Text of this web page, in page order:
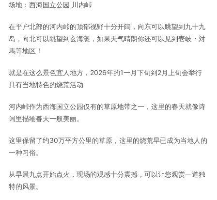
场地：西海国立公园 川内峠
在平户北部的河内峠的顶部视野十分开阔，向东可以眺望到九十九
岛，向北可以眺望到玄海灘，如果天气晴朗你还可以见到壱岐・対
馬等地区！
就是在这么景色宜人地方，2026年的1一月下旬到2月上旬会举行
具有当地特色的烧荒活动
河内峠作为西海国立公园仅有的草原地带之一，这里的春天就像诗
词里描绘春天一般美丽。
这里保留了约30万平方公里的草原，这里的烧荒早已成为当地人的
一种习俗。
从早晨九点开始点火，现场的观感十分震撼，可以让您观赏一道独
特的风景。